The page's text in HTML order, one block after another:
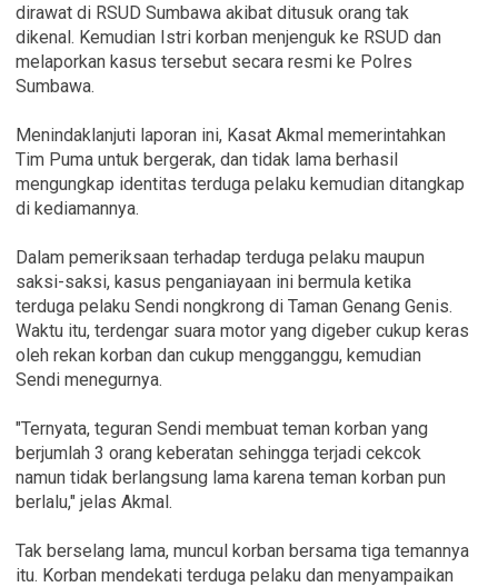
dirawat di RSUD Sumbawa akibat ditusuk orang tak
dikenal. Kemudian Istri korban menjenguk ke RSUD dan
melaporkan kasus tersebut secara resmi ke Polres
Sumbawa.
Menindaklanjuti laporan ini, Kasat Akmal memerintahkan
Tim Puma untuk bergerak, dan tidak lama berhasil
mengungkap identitas terduga pelaku kemudian ditangkap
di kediamannya.
Dalam pemeriksaan terhadap terduga pelaku maupun
saksi-saksi, kasus penganiayaan ini bermula ketika
terduga pelaku Sendi nongkrong di Taman Genang Genis.
Waktu itu, terdengar suara motor yang digeber cukup keras
oleh rekan korban dan cukup mengganggu, kemudian
Sendi menegurnya.
"Ternyata, teguran Sendi membuat teman korban yang
berjumlah 3 orang keberatan sehingga terjadi cekcok
namun tidak berlangsung lama karena teman korban pun
berlalu," jelas Akmal.
Tak berselang lama, muncul korban bersama tiga temannya
itu. Korban mendekati terduga pelaku dan menyampaikan